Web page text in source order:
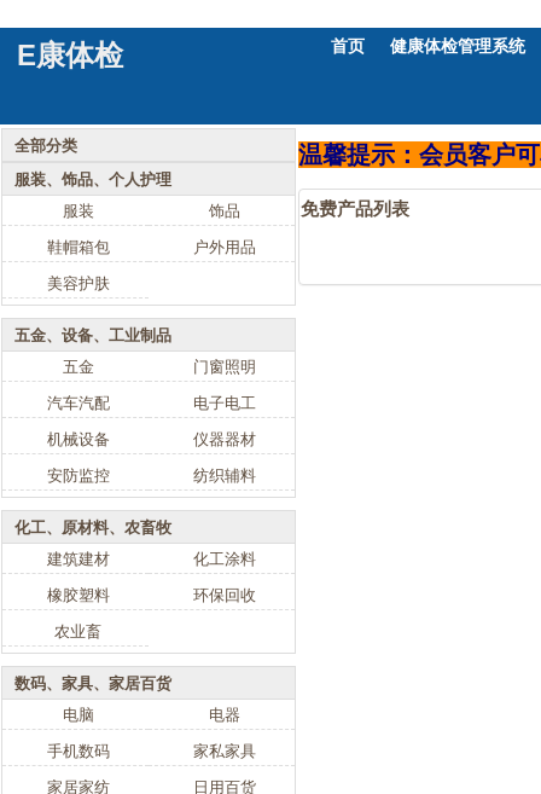
E康体检 首页 健康体检管理系统
全部分类
服装、饰品、个人护理
服装
饰品
鞋帽箱包
户外用品
美容护肤
五金、设备、工业制品
五金
门窗照明
汽车汽配
电子电工
机械设备
仪器器材
安防监控
纺织辅料
化工、原材料、农畜牧
建筑建材
化工涂料
橡胶塑料
环保回收
农业畜
数码、家具、家居百货
电脑
电器
手机数码
家私家具
家居家纺
日用百货
温馨提示：会员客户
免费产品列表